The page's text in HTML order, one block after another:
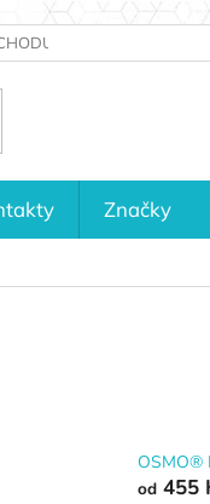
Značky
OSMO®
od455